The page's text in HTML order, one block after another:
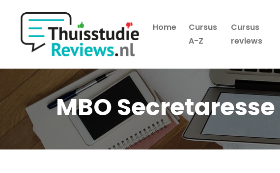
Hoofdmenu
Home
Cursus
A-Z
Cursus
reviews
MBO Secretaresse